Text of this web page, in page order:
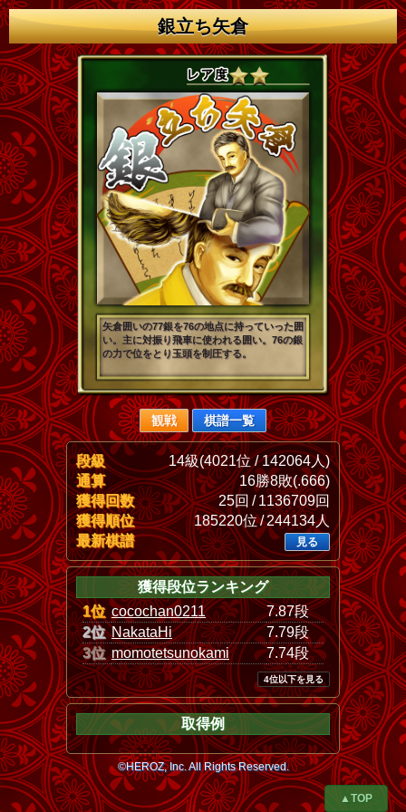
銀立ち矢倉
矢倉囲いの77銀を76の地点に持っていった囲
い。主に対振り飛車に使われる囲い。76の銀
の力で位をとり玉頭を制圧する。
観戦 棋譜一覧
段級
14級(4021位 / 142064人)
通算
16勝8敗(.666)
獲得回数
25回 / 1136709回
獲得順位
185220位 / 244134人
最新棋譜
見る
獲得段位ランキング
1位 cocochan0211
7.87段
2位 NakataHi
7.79段
3位 momotetsunokami 7.74段
4位以下を見る
取得例
©HEROZ, Inc. All Rights Reserved.
▲TOP